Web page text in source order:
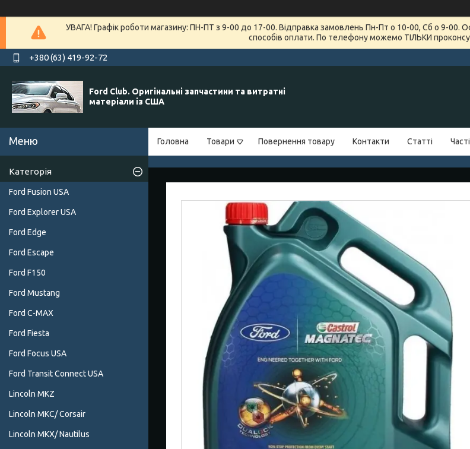
УВАГА! Графік роботи магазину: ПН-ПТ з 9-00 до 17-00. Відправка замовлень Пн-Пт о 10-00, Сб о 9-
способів оплати. По телефону можемо ТІЛЬКИ
+380 (63) 419-92-72
Ford Club. Оригінальні запчастини та витратні
матеріали із США
Головна Товари Повернення товару Контакти Статті
Категорія
Ford Fusion USA
Ford Explorer USA
Ford Edge
Ford Escape
Ford F150
Ford Mustang
Ford C-MAX
Ford Fiesta
Ford Focus USA
Ford Transit Connect USA
Lincoln MKZ
Lincoln MKC/ Corsair
Lincoln MKX/ Nautilus